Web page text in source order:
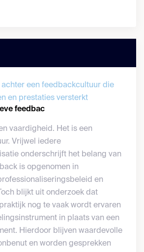
achter een feedbackcultuur die
en prestaties versterkt
feedbac
vaardigheid. Het is een
Vrijwel iedere
onderschrijft het belang van
is opgenomen in
en
blijkt uit onderzoek dat
nog te vaak wordt ervaren
in plaats van een
Hierdoor blijven waardevolle
en worden gesprekken